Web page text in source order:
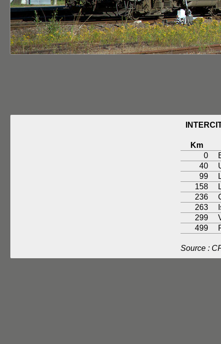
Km
0
40
99
158
236
263
299
499
Source :